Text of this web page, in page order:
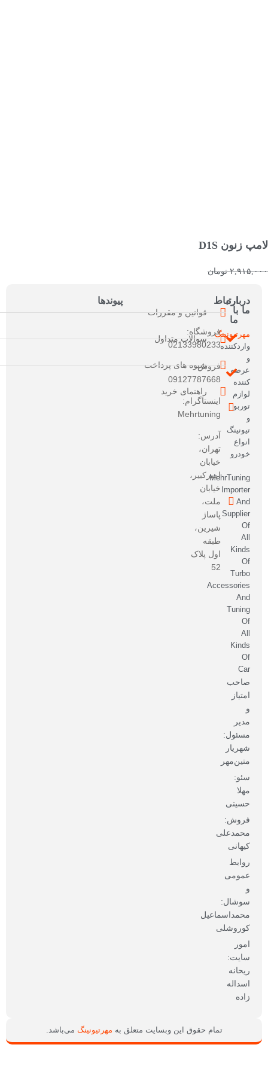
لامپ زنون D1S
۲,۹۱۵,۰۰۰ تومان
درباره
ما
مهرتیونینگ
واردکننده
و
عرضه
کننده
لوازم
توربو
و
تیونینگ
انواع
خودرو
MehrTuning
Importer
And
Supplier
Of
All
Kinds
Of
Turbo
Accessories
And
Tuning
Of
All
Kinds
Of
Car
صاحب
امتیاز
و
مدیر
مسئول:
شهریار
متین‌مهر
سئو:
مهلا
حسینی
فروش:
محمدعلی
کیهانی
روابط
عمومی
و
سوشال:
محمداسماعیل
کوروشلی
امور
سایت:
ریحانه
اسداله
زاده
ارتباط
با
ما
فروشگاه:
02133980233
فروش:
09127787668
اینستاگرام:
Mehrtuning
آدرس:
تهران،
خیابان
امیرکبیر،
خیابان
ملت،
پاساژ
شیرین،
طبقه
اول پلاک
52
پیوندها
قوانین و مقررات
سوالات متداول
شیوه های پرداخت
راهنمای خرید
تمام حقوق این وبسایت متعلق به مهرتیونینگ می‌باشد.